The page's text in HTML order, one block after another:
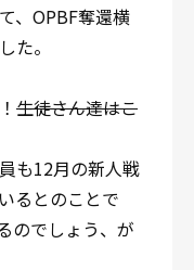
、OPBF奪還横
た。
生徒さん達はこ
も12月の新人戦
るとのことで
のでしょう、が